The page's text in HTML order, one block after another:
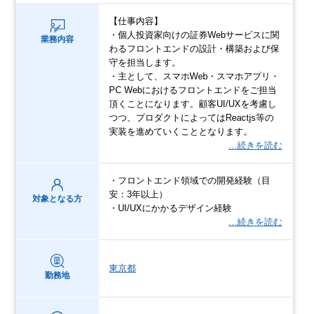
業務内容
【仕事内容】
・個人投資家向けの証券Webサービスに関
わるフロントエンドの設計・構築および保
守を担当します。
・主として、スマホWeb・スマホアプリ・
PC Webにおけるフロントエンドをご担当
頂くことになります。顧客UI/UXを考慮し
つつ、プロダクトによってはReactjs等の
実装を進めていくこととなります。
…続きを読む
対象となる方
・フロントエンド領域での開発経験（目
安：3年以上）
・UI/UXにかかるデザイン経験
…続きを読む
勤務地
東京都